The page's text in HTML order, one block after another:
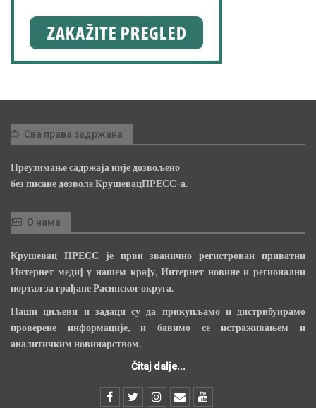
Сва права задржана
Преузимање садржаја није дозвољено
без писане дозволе КрушевацПРЕСС-а.
О нама
Крушевац ПРЕСС је први званично регистрован приватни
Интернет медиј у нашем крају, Интернет новине и регионални
портал за грађане Расинског округа.
Наши циљеви и задаци су да прикупљамо и дистрибуирамо
проверене информације, и бавимо се истраживањем и
аналитичким новинарством.
Čitaj dalje...